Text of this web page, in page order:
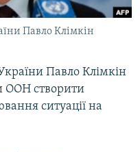
Павло Клімкін
Павло Клімкін
ООН створити
ситуації на